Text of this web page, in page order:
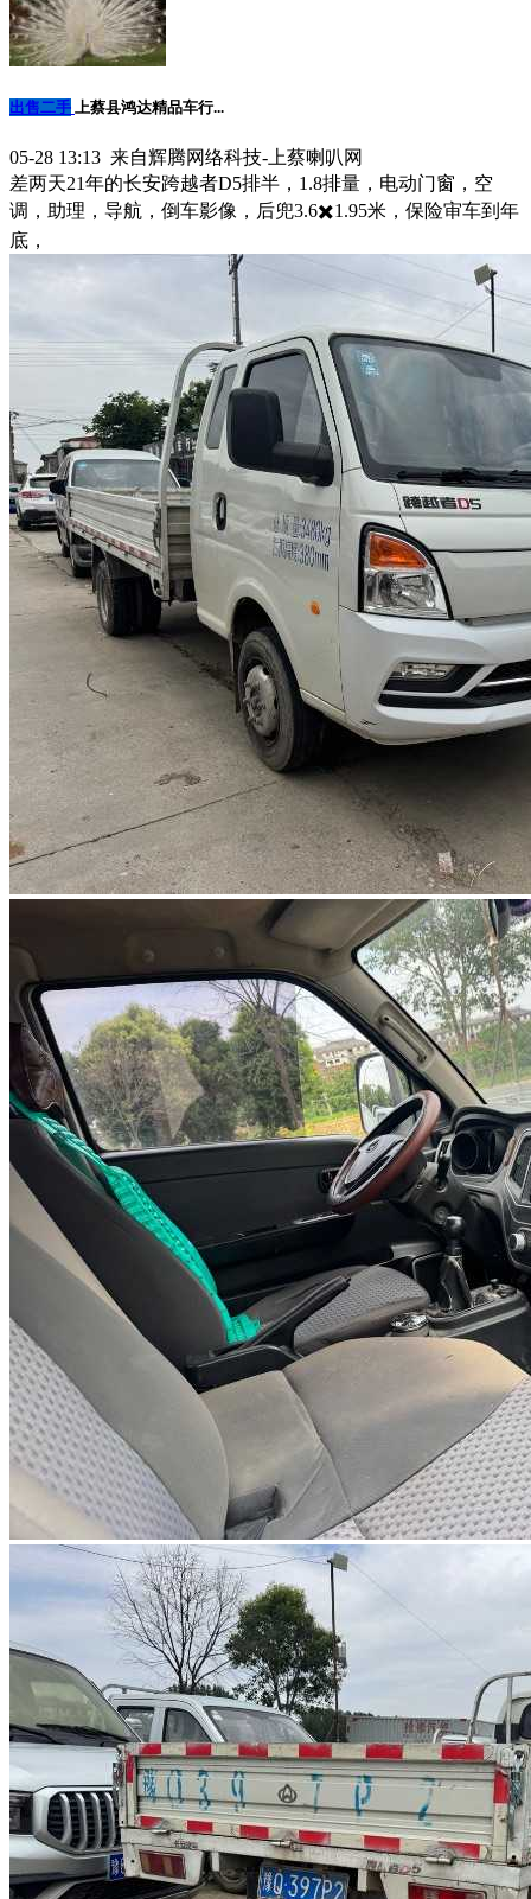
出售二手 上蔡县鸿达精品车行...
05-28 13:13 来自辉腾网络科技-上蔡喇叭网
差两天21年的长安跨越者D5排半，1.8排量，电动门窗，空
调，助理，导航，倒车影像，后兜3.6✖️1.95米，保险审车到年
底，